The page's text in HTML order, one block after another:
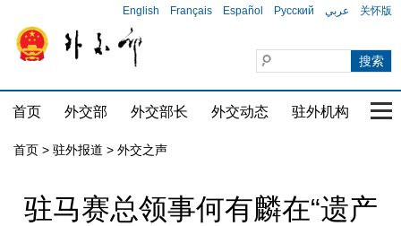
English Français Español Русский عربي 关怀版
首页 外交部 外交部长 外交动态 驻外机构 国
首页 > 驻外报道 > 外交之声
驻马赛总领事何有麟在“遗产